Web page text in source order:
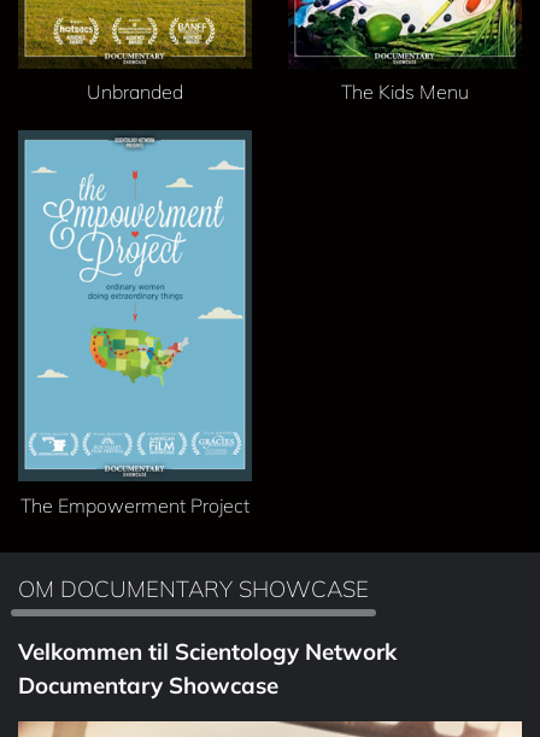
Unbranded The Kids Menu
The Empowerment Project
OM DOCUMENTARY SHOWCASE
Velkommen til Scientology Network
Documentary Showcase